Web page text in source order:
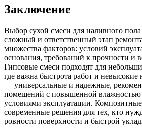
Заключение
Выбор сухой смеси для наливного
сложный и ответственный этап
множества факторов: условий
основания, требований к прочности и
Гипсовые смеси подходят для
где важна быстрота работ и
— универсальные и надежные,
помещений с повышенной
условиями эксплуатации.
современные решения для тех, кто
ровности поверхности и быстрой